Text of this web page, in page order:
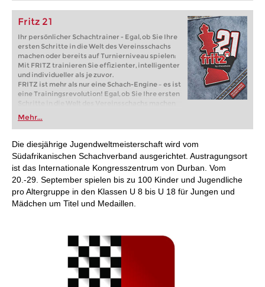
Fritz 21
Ihr persönlicher Schachtrainer - Egal, ob Sie Ihre
ersten Schritte in die Welt des Vereinsschachs
machen oder bereits auf Turnierniveau spielen:
Mit FRITZ trainieren Sie effizienter, intelligenter
und individueller als je zuvor.
FRITZ ist mehr als nur eine Schach-Engine – es ist
eine Trainingsrevolution! Egal, ob Sie Ihre ersten
Schritte in die Welt des Vereinsschachs machen
oder bereits auf Turnierniveau spielen: Mit
FRITZ trainieren Sie effizienter, intelligenter und
individueller als je zuvor.
Mehr...
Die diesjährige Jugendweltmeisterschaft wird vom
Südafrikanischen Schachverband ausgerichtet. Austragungsort
ist das Internationale Kongresszentrum von Durban. Vom
20.-29. September spielen bis zu 100 Kinder und Jugendliche
pro Altergruppe in den Klassen U 8 bis U 18 für Jungen und
Mädchen um Titel und Medaillen.